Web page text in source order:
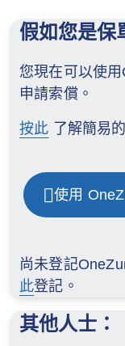
假如您是保
您現在可以使
申請索償。
按此 了解簡易
使用
尚未登記
此登記。
其他人士：